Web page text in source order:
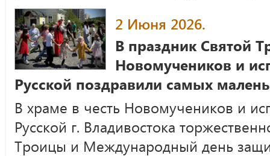
2 Июня 2026.
В праздник Святой
Новомучеников и
Русской поздравили самых
В храме в честь Новомучеников и
Русской г. Владивостока
Троицы и Международный день